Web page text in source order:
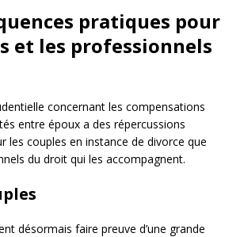
pratiques pour
et les professionnels
concernant les compensations
entre époux a des répercussions
les couples en instance de divorce que
du droit qui les accompagnent.
désormais faire preuve d’une grande